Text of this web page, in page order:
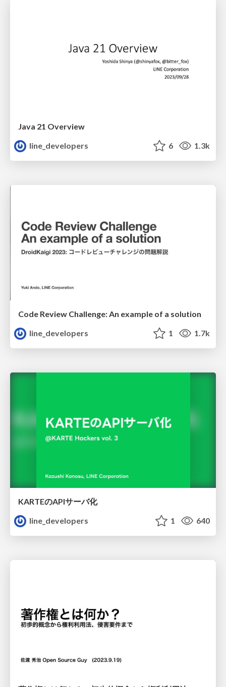
Java 21 Overview
line_developers
6 1.3k
Code Review Challenge: An example of a solution
line_developers
1 1.7k
KARTEのAPIサーバ化
line_developers
1 640